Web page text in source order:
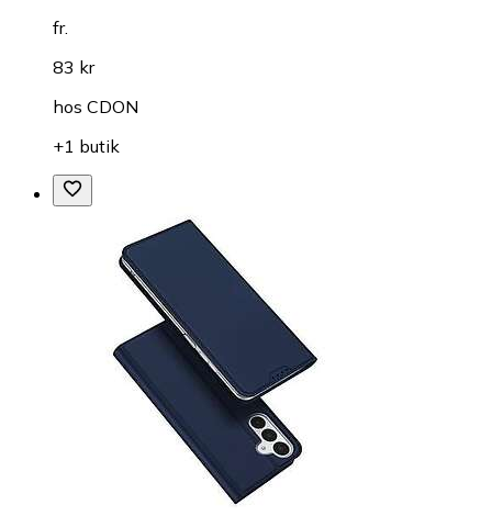
fr.
83 kr
hos CDON
+1 butik